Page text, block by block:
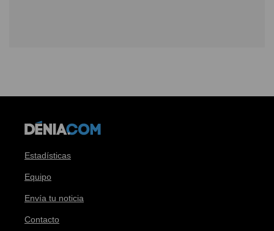
Estadísticas
Equipo
Envía tu noticia
Contacto